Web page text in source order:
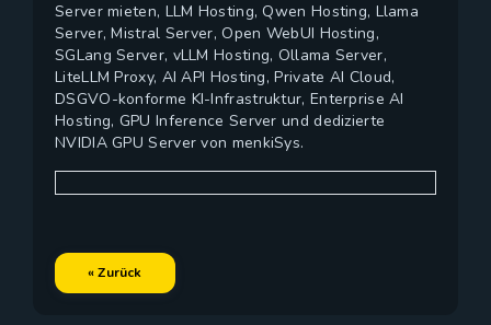
Server mieten, LLM Hosting, Qwen Hosting, Llama
Server, Mistral Server, Open WebUI Hosting,
SGLang Server, vLLM Hosting, Ollama Server,
LiteLLM Proxy, AI API Hosting, Private AI Cloud,
DSGVO-konforme KI-Infrastruktur, Enterprise AI
Hosting, GPU Inference Server und dedizierte
NVIDIA GPU Server von menkiSys.
« Zurück